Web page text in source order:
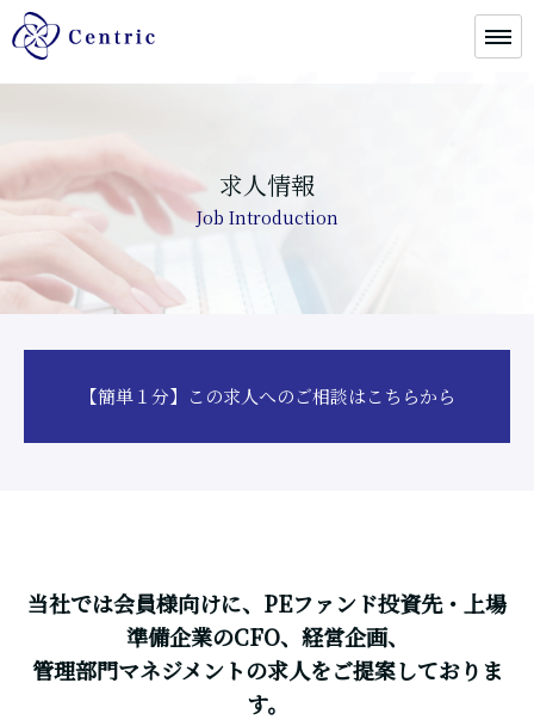
求人情報
Job Introduction
【簡単１分】この求人へのご相談はこちらから
当社では会員様向けに、PEファンド投資先・上場
準備企業のCFO、経営企画、
管理部門マネジメントの求人をご提案しておりま
す。